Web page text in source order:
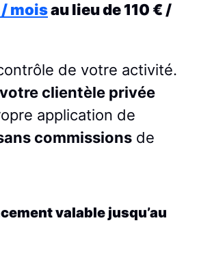
moisau lieu de 110 € /
de votre activité.
clientèle privée
application de
commissions de
valable jusqu’au